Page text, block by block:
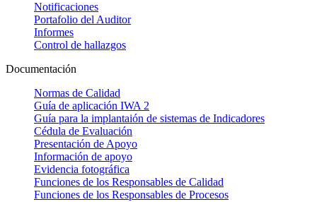
Notificaciones
Portafolio del Auditor
Informes
Control de hallazgos
Documentación
Normas de Calidad
Guía de aplicación IWA 2
Guía para la implantaión de sistemas de Indicadores
Cédula de Evaluación
Presentación de Apoyo
Información de apoyo
Evidencia fotográfica
Funciones de los Responsables de Calidad
Funciones de los Responsables de Procesos